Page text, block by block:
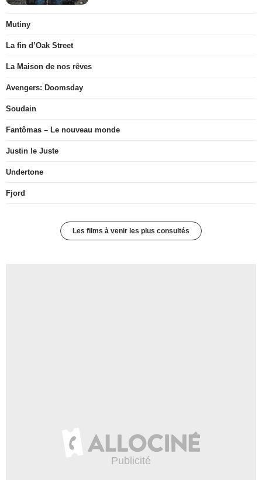
Mutiny
La fin d’Oak Street
La Maison de nos rêves
Avengers: Doomsday
Soudain
Fantômas – Le nouveau monde
Justin le Juste
Undertone
Fjord
Les films à venir les plus consultés